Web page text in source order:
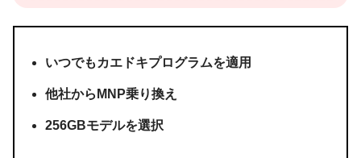
いつでもカエドキプログラムを適用
他社からMNP乗り換え
256GBモデルを選択